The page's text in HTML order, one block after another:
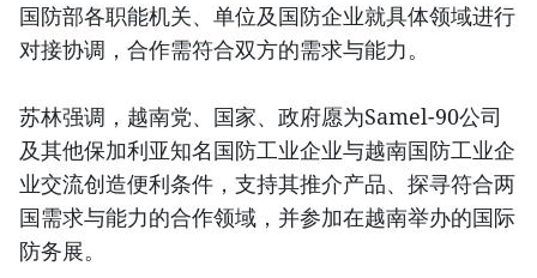
国防部各职能机关、单位及国防企业就具体领域进行
对接协调，合作需符合双方的需求与能力。
苏林强调，越南党、国家、政府愿为Samel-90公司
及其他保加利亚知名国防工业企业与越南国防工业企
业交流创造便利条件，支持其推介产品、探寻符合两
国需求与能力的合作领域，并参加在越南举办的国际
防务展。